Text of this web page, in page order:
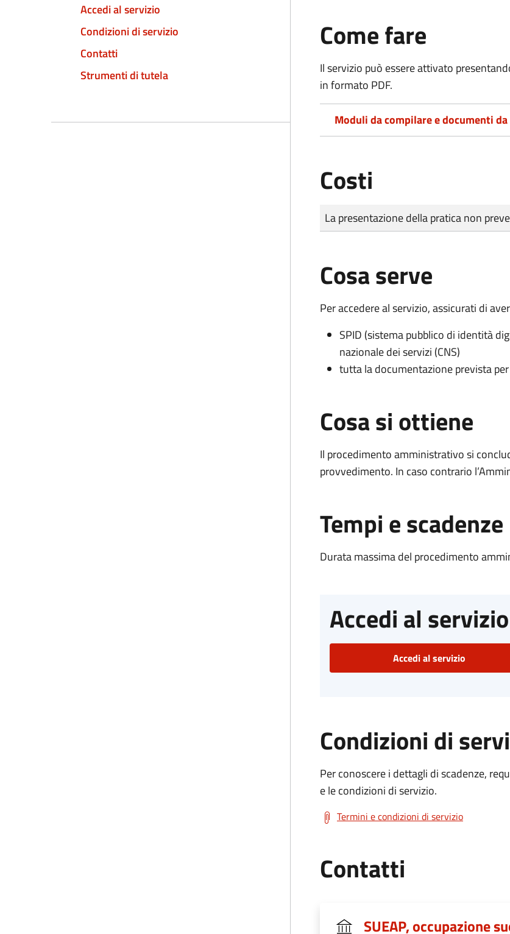
Accedi al servizio
Condizioni di servizio
Contatti
Strumenti di tutela
Come fare
Il servizio può essere attivato
in formato PDF.
Moduli da compilare e documenti
Costi
Tipo di pagamento
Importo
La presentazione della pratica non
Cosa serve
Per accedere al servizio, assicurati di
SPID (sistema pubblico di identità
nazionale dei servizi (CNS)
tutta la documentazione prevista
Cosa si ottiene
Il procedimento amministrativo si
provvedimento. In caso contrario
Tempi e scadenze
Durata massima del procedimento
Accedi al servizio
Accedi al servizio
Condizioni di
Per conoscere i dettagli di scadenze,
e le condizioni di servizio.
Termini e condizioni di servizio
Contatti
SUEAP, occupazione